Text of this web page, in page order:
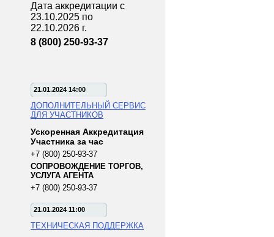
Дата аккредитации с
23.10.2025 по
22.10.2026 г.
8 (800) 250-93-37
21.01.2024 14:00
ДОПОЛНИТЕЛЬНЫЙ СЕРВИС
ДЛЯ УЧАСТНИКОВ
Ускоренная Аккредитация
Участника за час
+7 (800) 250-93-37
СОПРОВОЖДЕНИЕ ТОРГОВ,
УСЛУГА АГЕНТА
+7 (800) 250-93-37
21.01.2024 11:00
ТЕХНИЧЕСКАЯ ПОДДЕРЖКА